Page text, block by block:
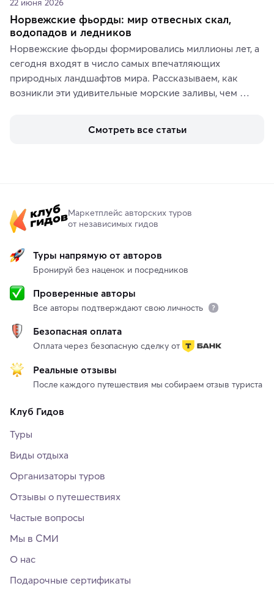
22 июня 2026
Норвежские фьорды: мир отвесных скал,
водопадов и ледников
Норвежские фьорды формировались миллионы лет, а
сегодня входят в число самых впечатляющих
природных ландшафтов мира. Рассказываем, как
возникли эти удивительные морские заливы, чем
включить в маршрут по Норвегии.
Смотреть все статьи
Маркетплейс авторских туров
от независимых гидов
Туры напрямую от авторов
Бронируй без наценок и посредников
Проверенные авторы
Все авторы подтверждают свою личность
Безопасная оплата
Оплата через безопасную сделку от
Реальные отзывы
После каждого путешествия мы собираем отзыв туриста
Клуб Гидов
Туры
Виды отдыха
Организаторы туров
Отзывы о путешествиях
Частые вопросы
Мы в СМИ
О нас
Подарочные сертификаты